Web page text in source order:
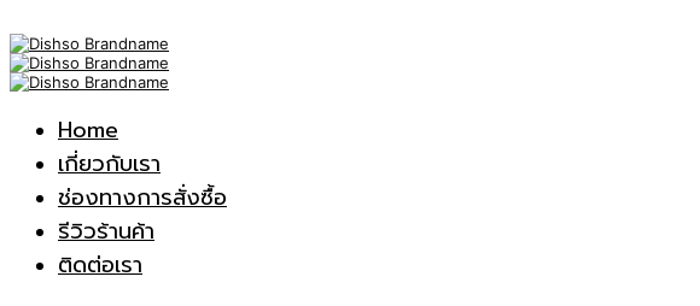
Home
เกี่ยวกับเรา
ช่องทางการสั่งซื้อ
รีวิวร้านค้า
ติดต่อเรา